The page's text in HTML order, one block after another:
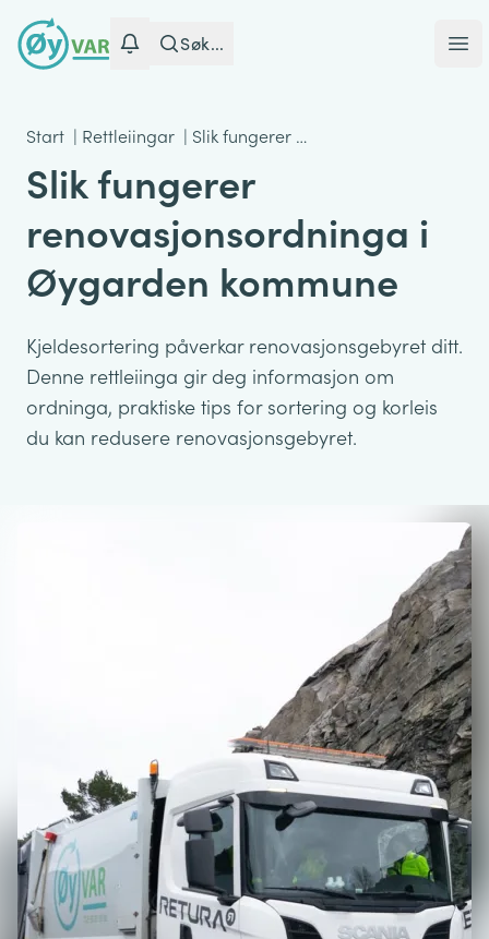
Søk...
Start | Rettleiingar | Slik fungerer …
Slik fungerer
renovasjonsordninga i
Øygarden kommune
Kjeldesortering påverkar renovasjonsgebyret ditt.
Denne rettleiinga gir deg informasjon om
ordninga, praktiske tips for sortering og korleis
du kan redusere renovasjonsgebyret.